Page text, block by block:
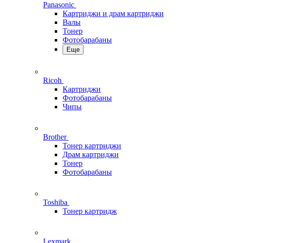
Panasonic
Картриджи и драм картриджи
Валы
Тонер
Фотобарабаны
Еще
Ricoh
Картриджи
Фотобарабаны
Чипы
Brother
Тонер картриджи
Драм картриджи
Тонер
Фотобарабаны
Toshiba
Тонер картридж
Lexmark